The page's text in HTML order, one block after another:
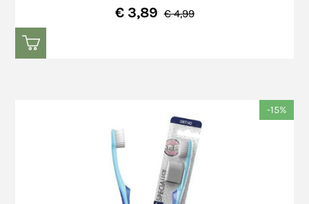
€ 3,89 € 4,99
-15%